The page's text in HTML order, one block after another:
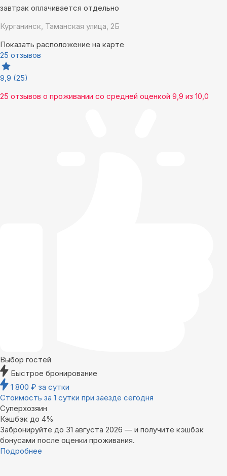
завтрак оплачивается отдельно
Курганинск, Таманская улица, 2Б
Показать расположение на карте
25 отзывов
9,9 (25)
25 отзывов о проживании со средней оценкой 9,9 из 10,0
Выбор гостей
Быстрое бронирование
1 800 ₽ за сутки
Стоимость за 1 сутки при заезде сегодня
Суперхозяин
Кэшбэк до 4%
Забронируйте до 31 августа 2026 — и получите кэшбэк
бонусами после оценки проживания.
Подробнее